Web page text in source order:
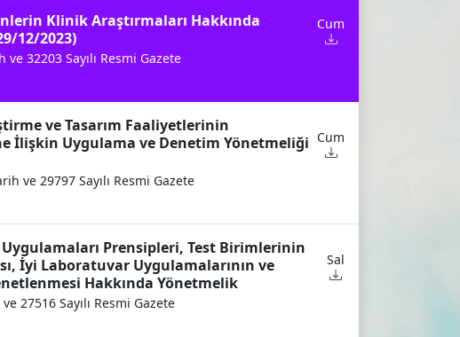
Klinik Araştırmaları Hakkında
12/2023)
Cum
ve 32203 Sayılı Resmi Gazete
ve Tasarım Faaliyetlerinin
İlişkin Uygulama ve Denetim Yönetmeliği Cum
ve 29797 Sayılı Resmi Gazete
Prensipleri, Test Birimlerinin
İyi Laboratuvar Uygulamalarının ve
Hakkında Yönetmelik
Sal
27516 Sayılı Resmi Gazete